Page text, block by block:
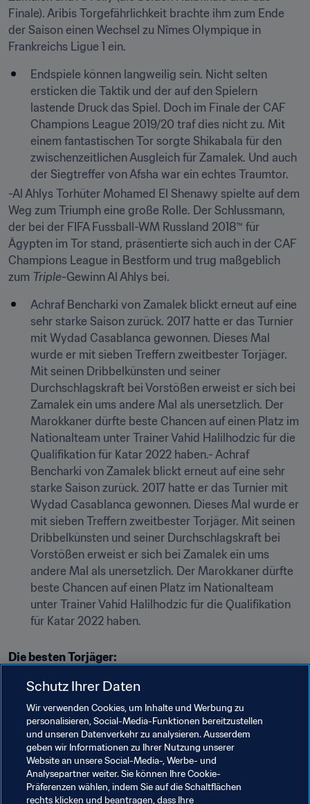
Finale). Aribis Torgefährlichkeit brachte ihm zum Ende
der Saison einen Wechsel zu Nîmes Olympique in
Frankreichs Ligue 1 ein.
Endspiele können langweilig sein. Nicht selten
ersticken die Taktik und der auf den Spielern
lastende Druck das Spiel. Doch im Finale der CAF
Champions League 2019/20 traf dies nicht zu. Mit
einem fantastischen Tor sorgte Shikabala für den
zwischenzeitlichen Ausgleich für Zamalek. Und auch
der Siegtreffer von Afsha war ein echtes Traumtor.
-Al Ahlys Torhüter Mohamed El Shenawy spielte auf dem
Weg zum Triumph eine große Rolle. Der Schlussmann,
der bei der FIFA Fussball-WM Russland 2018™ für
Ägypten im Tor stand, präsentierte sich auch in der CAF
Champions League in Bestform und trug maßgeblich
zum Triple-Gewinn Al Ahlys bei.
Achraf Bencharki von Zamalek blickt erneut auf eine
sehr starke Saison zurück. 2017 hatte er das Turnier
mit Wydad Casablanca gewonnen. Dieses Mal
wurde er mit sieben Treffern zweitbester Torjäger.
Mit seinen Dribbelkünsten und seiner
Durchschlagskraft bei Vorstößen erweist er sich bei
Zamalek ein ums andere Mal als unersetzlich. Der
Marokkaner dürfte beste Chancen auf einen Platz im
Nationalteam unter Trainer Vahid Halilhodzic für die
Qualifikation für Katar 2022 haben.- Achraf
Bencharki von Zamalek blickt erneut auf eine sehr
starke Saison zurück. 2017 hatte er das Turnier mit
Wydad Casablanca gewonnen. Dieses Mal wurde er
mit sieben Treffern zweitbester Torjäger. Mit seinen
Dribbelkünsten und seiner Durchschlagskraft bei
Vorstößen erweist er sich bei Zamalek ein ums
andere Mal als unersetzlich. Der Marokkaner dürfte
beste Chancen auf einen Platz im Nationalteam
unter Trainer Vahid Halilhodzic für die Qualifikation
für Katar 2022 haben.
Die besten Torjäger:
Karim Aribi, Etoile du Sahel, 10 Tore
Mostafa Mohamed, Zamalek, 8 Tore
Jackson Muleka, TP Mazembe, 7 Tore
Achraf Bencharki, Zamalek, 7 Tore
Bester Spieler im Finale:
• Mohamed Magdy Afsha
Schutz Ihrer Daten
Wir verwenden Cookies, um Inhalte und Werbung zu
personalisieren, Social-Media-Funktionen bereitzustellen
und unseren Datenverkehr zu analysieren. Ausserdem
geben wir Informationen zu Ihrer Nutzung unserer
Website an unsere Social-Media-, Werbe- und
Analysepartner weiter. Sie können Ihre Cookie-
Präferenzen wählen, indem Sie auf die Schaltflächen
rechts klicken und beantragen, dass Ihre